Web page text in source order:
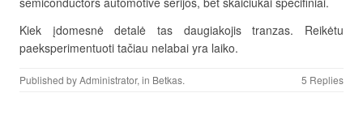
Kiek įdomesnė detalė tas daugiakojis tranzas. Reikėtu
paeksperimentuoti tačiau nelabai yra laiko.
Published byAdministrator, in Betkas. 5 Replies